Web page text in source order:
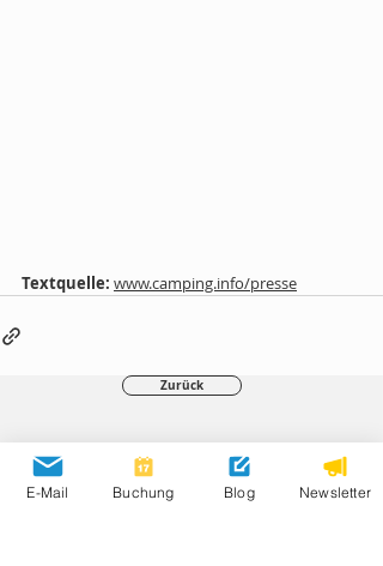
Textquelle: www.camping.info/presse
Zurück
E-Mail Buchung Blog Newsletter